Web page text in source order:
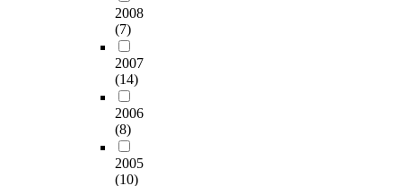
2008
(7)
2007
(14)
2006
(8)
2005
(10)